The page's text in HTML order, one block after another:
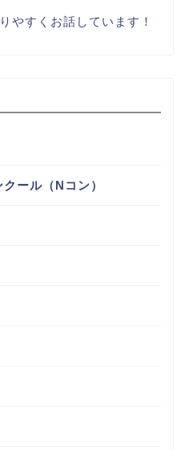
やすくお話しています！
ール（Nコン）